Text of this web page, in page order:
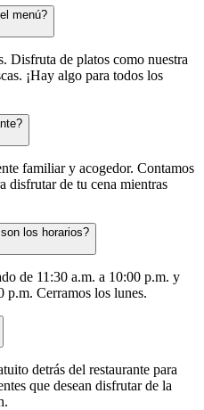
menú?
Disfruta de platos como nuestra
¡Hay algo para todos los
familiar y acogedor. Contamos
disfrutar de tu cena mientras
los horarios?
de 11:30 a.m. a 10:00 p.m. y
p.m. Cerramos los lunes.
detrás del restaurante para
que desean disfrutar de la